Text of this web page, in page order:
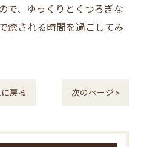
で、ゆっくりとくつろぎな
癒される時間を過ごしてみ
戻る 次のページ >